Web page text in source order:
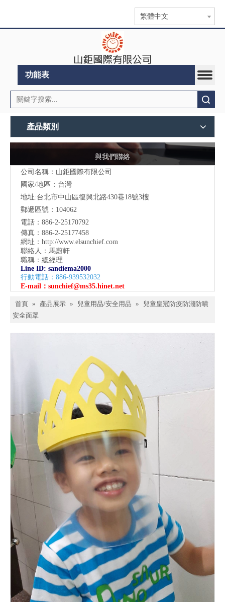
繁體中文
功能表
產品類別
與我們聯絡
公司名稱：山鉅國際有限公司
國家/地區：台灣
地址:台北市中山區復興北路430巷18號3樓
郵遞區號：104062
電話：886-2-25170792
傳真：886-2-25177458
網址： http://www.elsunchief.com
聯絡人：馬蔚軒
職稱：總經理
Line ID: sandiema2000
行動電話：886-939532032
E-mail： sunchief@ms35.hinet.net
首頁 » 產品展示 » 兒童用品/安全用品 »
兒童皇冠防疫防濺防噴
安全面罩